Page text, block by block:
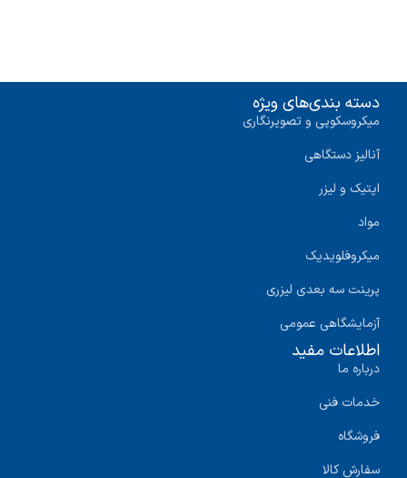
دسته بندی‌های ویژه
میکروسکوپی و تصویرنگاری
آنالیز دستگاهی
اپتیک و لیزر
مواد
میکروفلویدیک
پرینت سه‌ بعدی لیزری
آزمایشگاهی عمومی
اطلاعات مفید
درباره ما
خدمات فنی
فروشگاه
سفارش کالا